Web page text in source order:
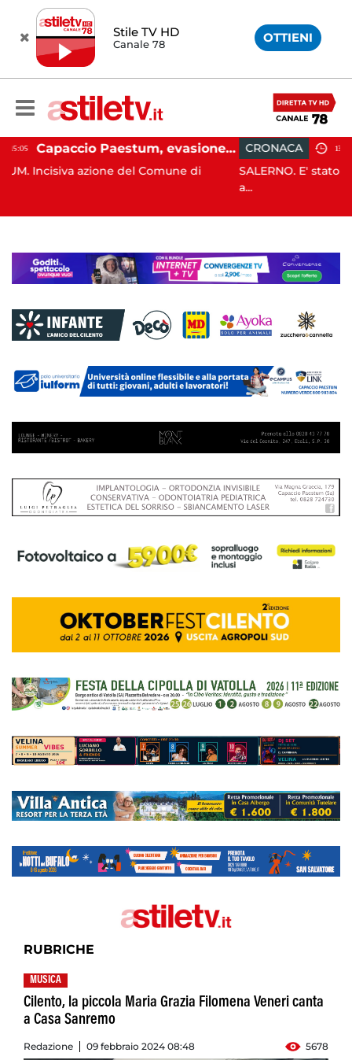
Stile TV HD
Canale 78 OTTIENI
Capaccio Paestum, evasione tassa di soggiorno: scoperte 49 strutture fantasma, elevate 132 sanzioni
Comune di
CRONACA 13:55
SALERNO. E' stato scoperto solo all'alba,
RUBRICHE
MUSICA
Cilento, la piccola Maria Grazia Filomena Veneri canta
a Casa Sanremo
Redazione 09 febbraio 2024 08:48 5678